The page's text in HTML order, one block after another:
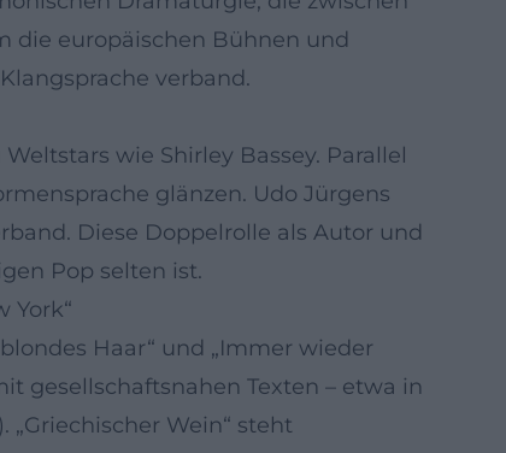
die europäischen Bühnen und
verband.
wie Shirley Bassey. Parallel
glänzen. Udo Jürgens
Diese Doppelrolle als Autor und
Pop selten ist.
York“
Haar“ und „Immer wieder
gesellschaftsnahen Texten – etwa in
„Griechischer Wein“ steht